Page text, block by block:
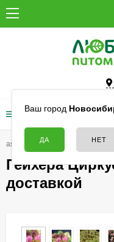
Ваш город
КАТАЛОГ ТОВАРОВ
Цветы Гейхеры
Гейхера
доставкой